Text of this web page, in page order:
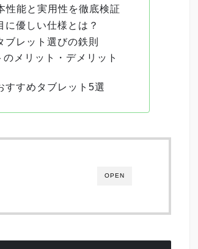
性能と実用性を徹底検証
優しい仕様とは？
レット選びの鉄則
メリット・デメリット
すすめタブレット5選
OPEN